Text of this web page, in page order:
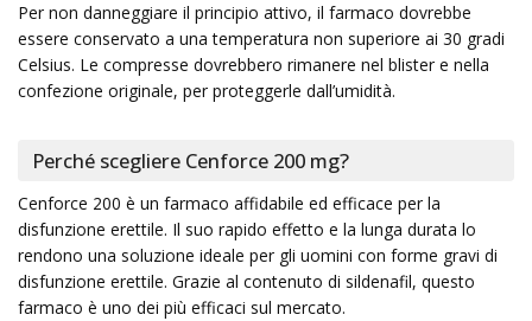
Per non danneggiare il principio attivo, il farmaco dovrebbe
essere conservato a una temperatura non superiore ai 30 gradi
Celsius. Le compresse dovrebbero rimanere nel blister e nella
confezione originale, per proteggerle dall’umidità.
Perché scegliere Cenforce 200 mg?
Cenforce 200 è un farmaco affidabile ed efficace per la
disfunzione erettile. Il suo rapido effetto e la lunga durata lo
rendono una soluzione ideale per gli uomini con forme gravi di
disfunzione erettile. Grazie al contenuto di sildenafil, questo
farmaco è uno dei più efficaci sul mercato.